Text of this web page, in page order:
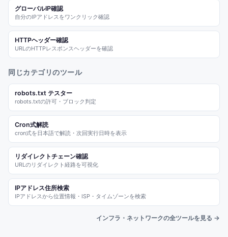
グローバルIP確認
自分のIPアドレスをワンクリック確認
HTTPヘッダー確認
URLのHTTPレスポンスヘッダーを確認
同じカテゴリのツール
robots.txt テスター
robots.txtの許可・ブロック判定
Cron式解読
cron式を日本語で解読・次回実行日時を表示
リダイレクトチェーン確認
URLのリダイレクト経路を可視化
IPアドレス住所検索
IPアドレスから位置情報・ISP・タイムゾーンを検索
インフラ・ネットワークの全ツールを見る →